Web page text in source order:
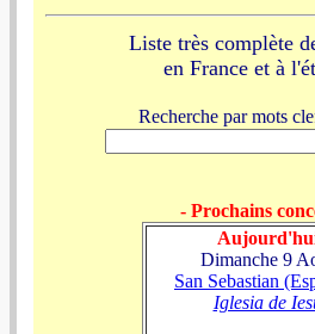
Liste très complète
en France et à
Recherche par mots
- Prochains
Dimanche 9
San Sebastian
Iglesia de